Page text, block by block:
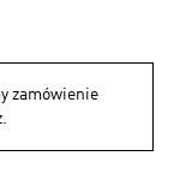
zamówienie